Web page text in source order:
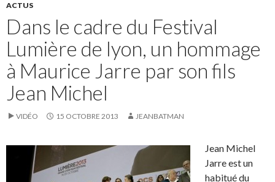
ACTUS
Dans le cadre du Festival
Lumière de lyon, un hommage
à Maurice Jarre par son fils
Jean Michel
VIDÉO 15 OCTOBRE 2013 JEANBATMAN
Jean Michel
Jarre est un
habitué du